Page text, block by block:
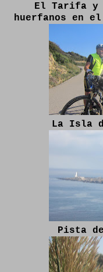
El Tarifa y
huerfanos en
La Isla
Pista